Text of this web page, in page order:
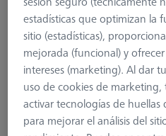
estadísticas que optimizan la
sitio (estadísticas),
mejorada (funcional) y
intereses (marketing). Al dar
uso de cookies de
activar tecnologías de
para mejorar el análisis del